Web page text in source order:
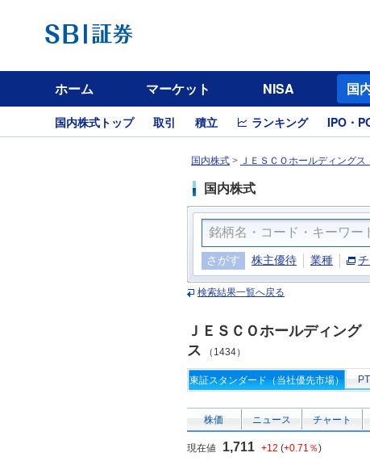
ホーム マーケット NISA 国
国内株式トップ 取引 積立 ランキング IPO・
国内株式 > ＪＥＳＣＯホールディングス
国内株式
さがす 株主優待 業種
検索結果一覧へ戻る
ＪＥＳＣＯホールディング
ス （1434）
東証スタンダード（当社優先市場）
株価 ニュース チャート
現在値 1,711 +12 (+0.71％)